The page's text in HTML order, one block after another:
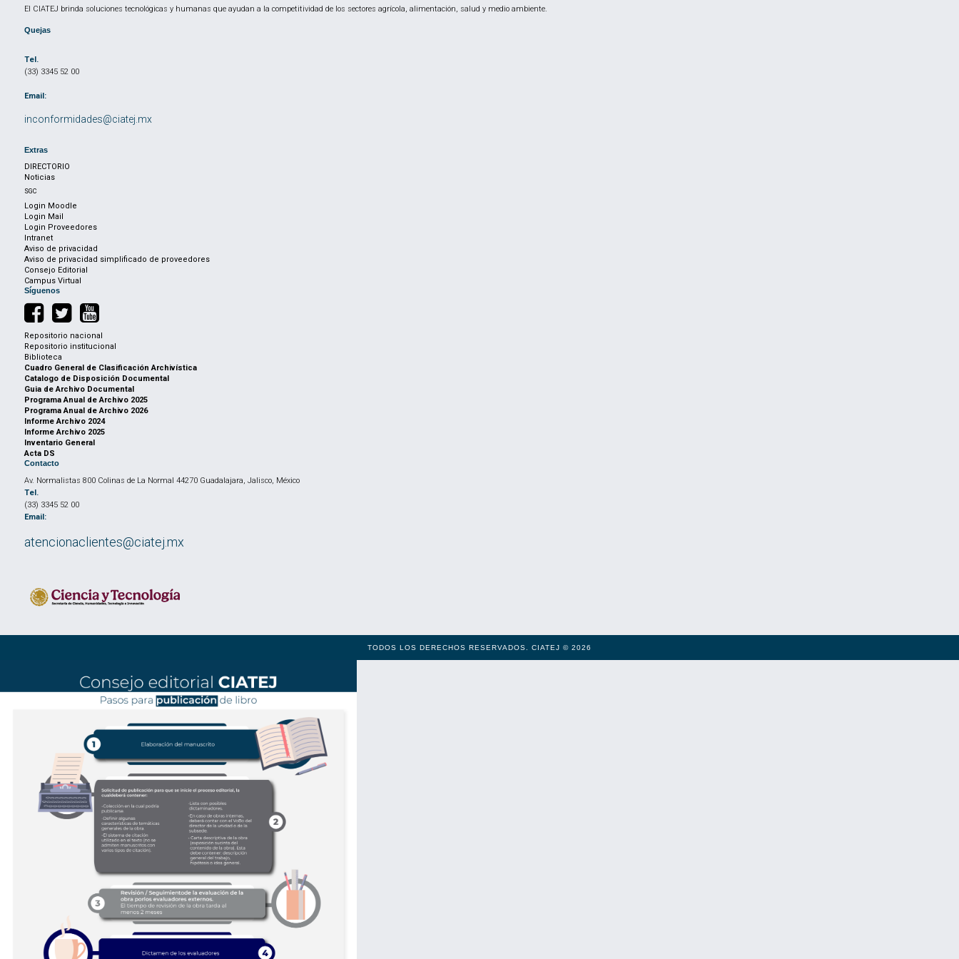
El CIATEJ brinda soluciones tecnológicas y humanas que ayudan a la competitividad de los sectores agrícola, alimentación, salud y medio ambiente.
Quejas
Tel.
(33) 3345 52 00
Email:
inconformidades@ciatej.mx
Extras
DIRECTORIO
Noticias
SGC
Login Moodle
Login Mail
Login Proveedores
Intranet
Aviso de privacidad
Aviso de privacidad simplificado de proveedores
Consejo Editorial
Campus Virtual
Síguenos
Repositorio nacional
Repositorio institucional
Biblioteca
Cuadro General de Clasificación Archivística
Catalogo de Disposición Documental
Guia de Archivo Documental
Programa Anual de Archivo 2025
Programa Anual de Archivo 2026
Informe Archivo 2024
Informe Archivo 2025
Inventario General
Acta DS
Contacto
Av. Normalistas 800 Colinas de La Normal 44270 Guadalajara, Jalisco, México
Tel.
(33) 3345 52 00
Email:
atencionaclientes@ciatej.mx
TODOS LOS DERECHOS RESERVADOS. CIATEJ © 2026